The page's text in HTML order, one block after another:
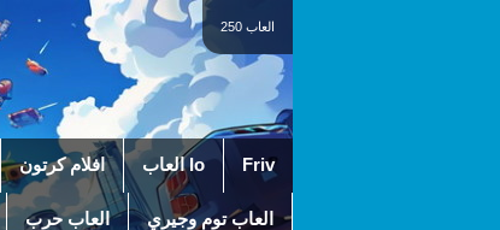
العاب 250
Friv Io العاب افلام كرتون
العاب توم وجيري العاب حرب